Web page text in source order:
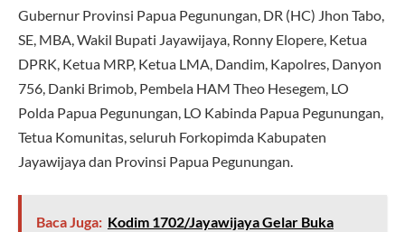
Gubernur Provinsi Papua Pegunungan, DR (HC) Jhon Tabo,
SE, MBA, Wakil Bupati Jayawijaya, ⁠Ronny Elopere, Ketua
DPRK, Ketua MRP, ⁠Ketua LMA, Dandim, Kapolres, Danyon
756, Danki Brimob, Pembela HAM Theo Hesegem, LO
Polda Papua Pegunungan, LO Kabinda Papua Pegunungan,
Tetua Komunitas, seluruh Forkopimda Kabupaten
Jayawijaya dan Provinsi Papua Pegunungan.
Baca Juga: Kodim 1702/Jayawijaya Gelar Buka